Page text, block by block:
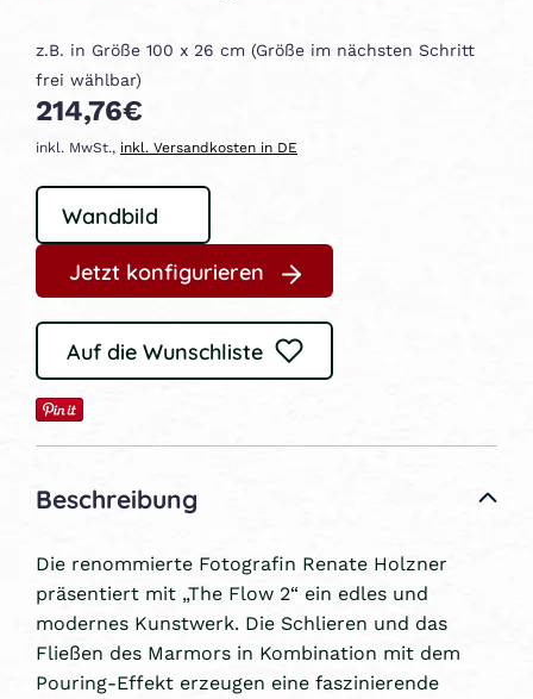
z.B. in Größe 100 x 26 cm (Größe im nächsten Schritt
frei wählbar)
214,76€
inkl. MwSt., inkl. Versandkosten in DE
Jetzt konfigurieren
Auf die Wunschliste
Beschreibung
Die renommierte Fotografin Renate Holzner
präsentiert mit „The Flow 2“ ein edles und
modernes Kunstwerk. Die Schlieren und das
Fließen des Marmors in Kombination mit dem
Pouring-Effekt erzeugen eine faszinierende